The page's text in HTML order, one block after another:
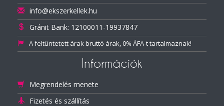
info@ekszerkellek.hu
Gránit Bank: 12100011-19937847
A feltüntetett árak bruttó árak, 0% ÁFA-t tartalmaznak!
Információk
Megrendelés menete
Fizetés és szállítás